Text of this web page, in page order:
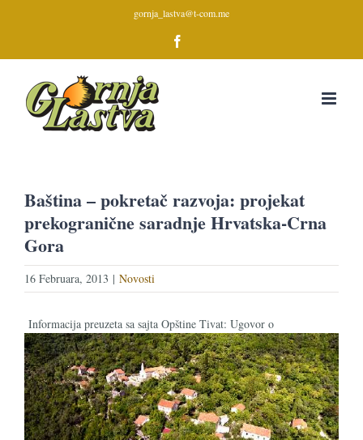
gornja_lastva@t-com.me
Baština – pokretač razvoja: projekat
prekogranične saradnje Hrvatska-Crna
Gora
16 Februara, 2013 | Novosti
Informacija preuzeta sa sajta Opštine Tivat: Ugovor o